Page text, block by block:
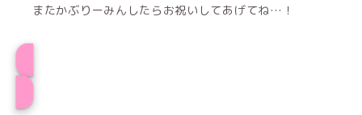
またかぶりーみんしたらお祝いしてあげてね…！